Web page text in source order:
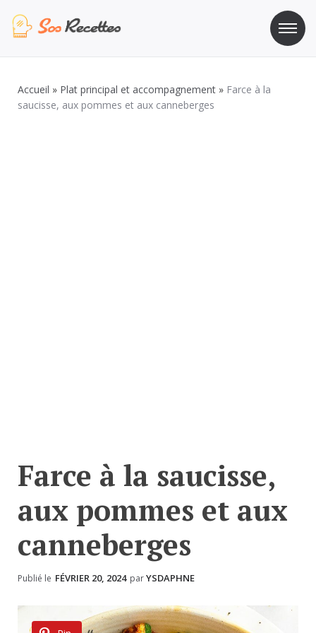
au
Accueil » Plat principal et accompagnement » Farce à la
saucisse, aux pommes et aux canneberges
Farce à la saucisse,
aux pommes et aux
canneberges
Publié le FÉVRIER 20, 2024 parYSDAPHNE